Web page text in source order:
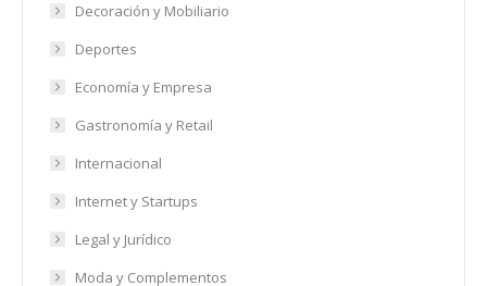
Decoración y Mobiliario
Deportes
Economía y Empresa
Gastronomía y Retail
Internacional
Internet y Startups
Legal y Jurídico
Moda y Complementos